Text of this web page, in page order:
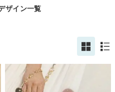
ザイン一覧